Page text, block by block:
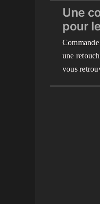
pour
Une
pour
une
vous